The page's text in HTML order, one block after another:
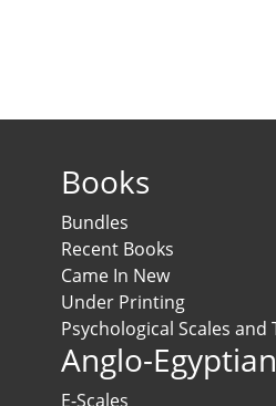
Books
Bundles
Recent Books
Came In New
Under Printing
Psychological Scales and
Anglo-
E-Scales